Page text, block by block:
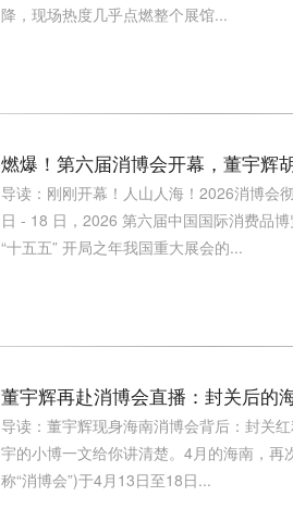
降，现场热度几乎点燃整个展馆...
燃爆！第六届消博会开幕，董宇辉
导读：刚刚开幕！人山人海！2026消博会
日 - 18 日，2026 第六届中国国际消费品
“十五五” 开局之年我国重大展会的...
董宇辉再赴消博会直播：封关后的
导读：董宇辉现身海南消博会背后：封关
宇的小博一文给你讲清楚。4月的海南，再
称“消博会”)于4月13日至18日...